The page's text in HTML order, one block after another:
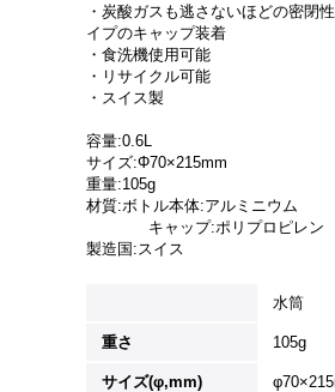
・炭酸ガスも逃さないほどの密閉
イプのキャップ装着
・食洗機使用可能
・リサイクル可能
・スイス製
容量:0.6L
サイズ:Φ70×215mm
重量:105g
材質:ボトル本体:アルミニウム
キャップ:ポリプロピレン
製造国:スイス
水筒
重さ 105g
サイズ(φ,mm)